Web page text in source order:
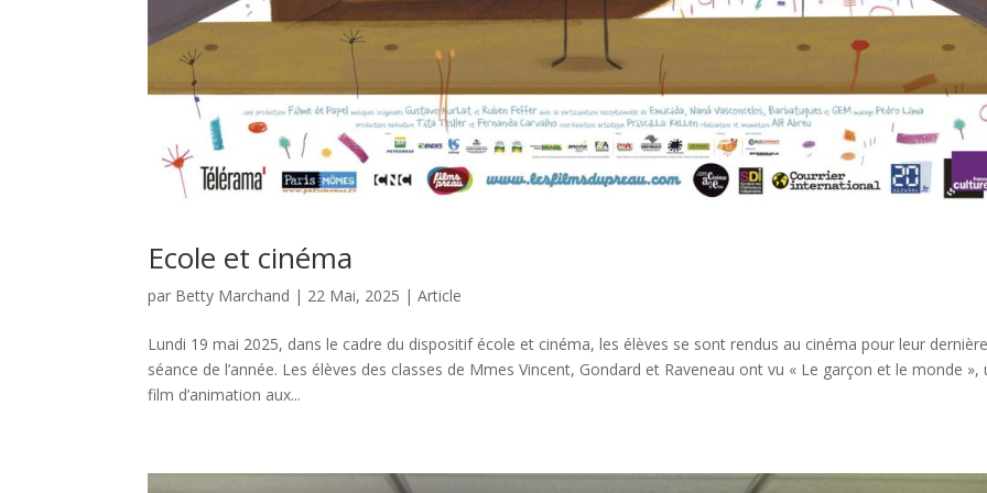
Ecole et cinéma
par Betty Marchand | 22 Mai, 2025 |Article
Lundi 19 mai 2025, dans le cadre du dispositif école et cinéma, les élèves se sont rendus au cinéma pour leur
séance de l’année. Les élèves des classes de Mmes Vincent, Gondard et Raveneau ont vu « Le garçon et le monde »,
film d’animation aux...